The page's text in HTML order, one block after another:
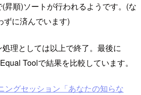
昇順)ソートが行われるようです。(な
ずに済んでいます)
理としては以上で終了。最後に
Toolで結果を比較しています。
ングセッション「あなたの知らな